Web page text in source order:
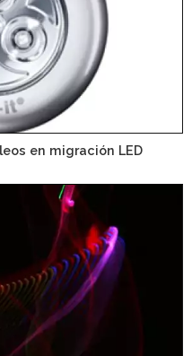
en migración LED